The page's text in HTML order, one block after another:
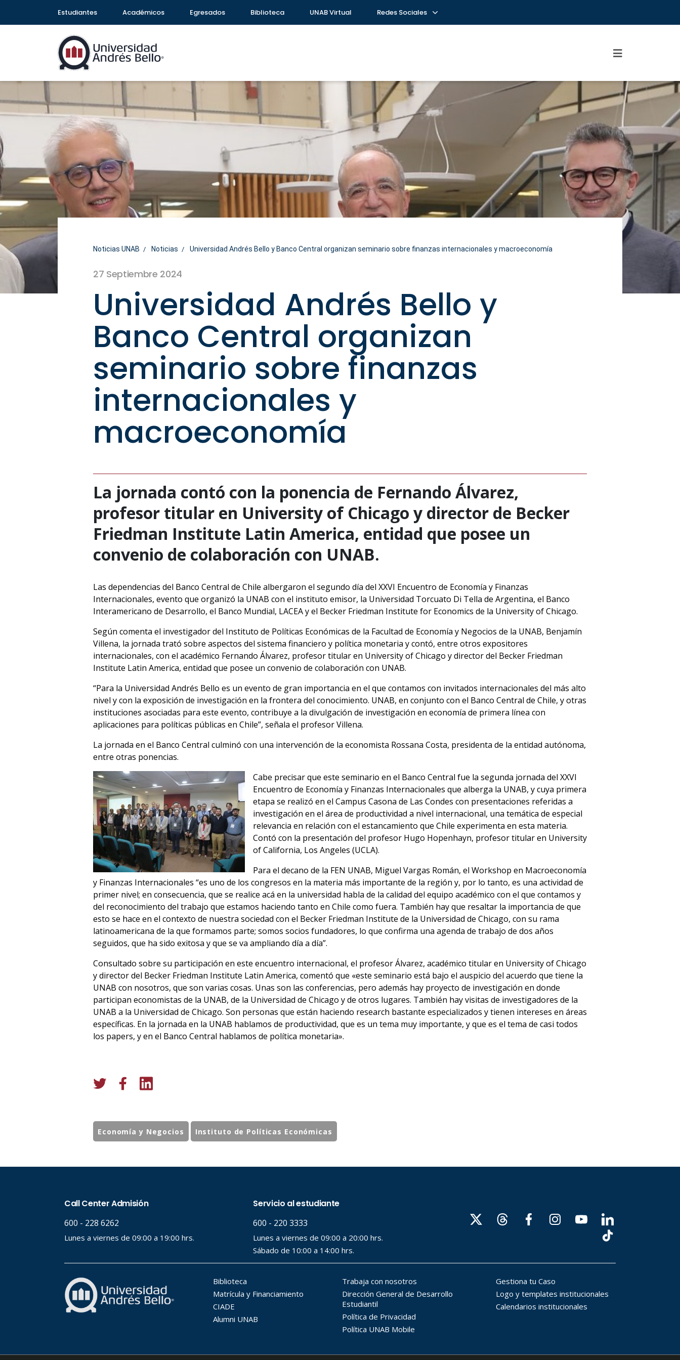
Estudiantes Académicos Egresados Biblioteca UNAB Virtual Redes Sociales
Noticias UNAB Noticias Universidad Andrés Bello y Banco Central organizan seminario sobre finanzas internacionales y macroeconomía
27 Septiembre 2024
Universidad Andrés Bello y
Banco Central organizan
seminario sobre finanzas
internacionales y
macroeconomía
La jornada contó con la ponencia de Fernando Álvarez,
profesor titular en University of Chicago y director de Becker
Friedman Institute Latin America, entidad que posee un
convenio de colaboración con UNAB.
Las dependencias del Banco Central de Chile albergaron el segundo día del XXVI Encuentro de Economía y Finanzas
Internacionales, evento que organizó la UNAB con el instituto emisor, la Universidad Torcuato Di Tella de Argentina, el Banco
Interamericano de Desarrollo, el Banco Mundial, LACEA y el Becker Friedman Institute for Economics de la University of Chicago.
Según comenta el investigador del Instituto de Políticas Económicas de la Facultad de Economía y Negocios de la UNAB, Benjamín
Villena, la jornada trató sobre aspectos del sistema financiero y política monetaria y contó, entre otros expositores
internacionales, con el académico Fernando Álvarez, profesor titular en University of Chicago y director del Becker Friedman
Institute Latin America, entidad que posee un convenio de colaboración con UNAB.
“Para la Universidad Andrés Bello es un evento de gran importancia en el que contamos con invitados internacionales del más alto
nivel y con la exposición de investigación en la frontera del conocimiento. UNAB, en conjunto con el Banco Central de Chile, y otras
instituciones asociadas para este evento, contribuye a la divulgación de investigación en economía de primera línea con
aplicaciones para políticas públicas en Chile”, señala el profesor Villena.
La jornada en el Banco Central culminó con una intervención de la economista Rossana Costa, presidenta de la entidad autónoma,
entre otras ponencias.
Cabe precisar que este seminario en el Banco Central fue la segunda jornada del XXVI
Encuentro de Economía y Finanzas Internacionales que alberga la UNAB, y cuya primera
etapa se realizó en el Campus Casona de Las Condes con presentaciones referidas a
investigación en el área de productividad a nivel internacional, una temática de especial
relevancia en relación con el estancamiento que Chile experimenta en esta materia.
Contó con la presentación del profesor Hugo Hopenhayn, profesor titular en University
of California, Los Angeles (UCLA).
Para el decano de la FEN UNAB, Miguel Vargas Román, el Workshop en Macroeconomía
y Finanzas Internacionales “es uno de los congresos en la materia más importante de la región y, por lo tanto, es una actividad de
primer nivel; en consecuencia, que se realice acá en la universidad habla de la calidad del equipo académico con el que contamos y
del reconocimiento del trabajo que estamos haciendo tanto en Chile como fuera. También hay que resaltar la importancia de que
esto se hace en el contexto de nuestra sociedad con el Becker Friedman Institute de la Universidad de Chicago, con su rama
latinoamericana de la que formamos parte; somos socios fundadores, lo que confirma una agenda de trabajo de dos años
seguidos, que ha sido exitosa y que se va ampliando día a día”.
Consultado sobre su participación en este encuentro internacional, el profesor Álvarez, académico titular en University of Chicago
y director del Becker Friedman Institute Latin America, comentó que «este seminario está bajo el auspicio del acuerdo que tiene la
UNAB con nosotros, que son varias cosas. Unas son las conferencias, pero además hay proyecto de investigación en donde
participan economistas de la UNAB, de la Universidad de Chicago y de otros lugares. También hay visitas de investigadores de la
UNAB a la Universidad de Chicago. Son personas que están haciendo research bastante especializados y tienen intereses en áreas
específicas. En la jornada en la UNAB hablamos de productividad, que es un tema muy importante, y que es el tema de casi todos
los papers, y en el Banco Central hablamos de política monetaria».
Economía y Negocios Instituto de Políticas Económicas